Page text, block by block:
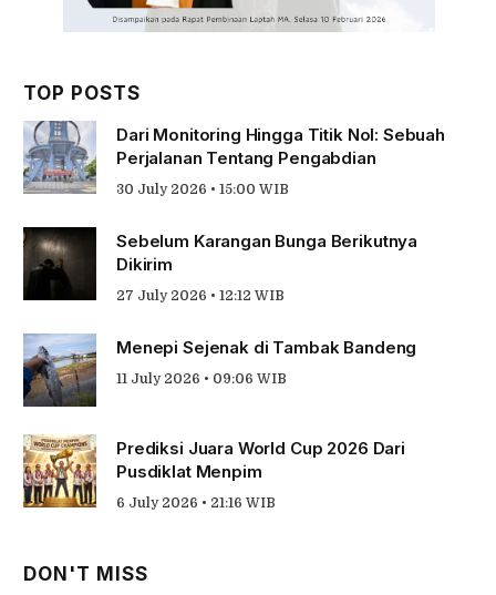
TOP POSTS
Dari Monitoring Hingga Titik Nol: Sebuah
Perjalanan Tentang Pengabdian
30 July 2026 • 15:00 WIB
Sebelum Karangan Bunga Berikutnya
Dikirim
27 July 2026 • 12:12 WIB
Menepi Sejenak di Tambak Bandeng
11 July 2026 • 09:06 WIB
Prediksi Juara World Cup 2026 Dari
Pusdiklat Menpim
6 July 2026 • 21:16 WIB
DON'T MISS